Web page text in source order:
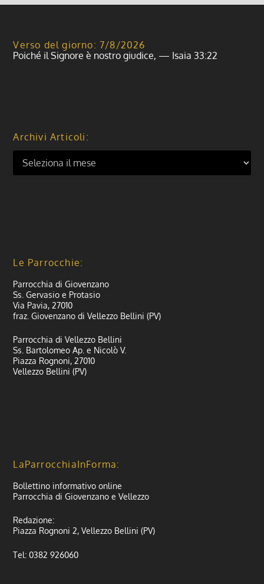
Verso del giorno: 7/8/2026
Poiché il Signore è nostro giudice, — Isaia 33:22
Archivi Articoli:
Le Parrocchie:
Parrocchia di Giovenzano
Ss. Gervasio e Protasio
Via Pavia, 27010
fraz. Giovenzano di Vellezzo Bellini (PV)
Parrocchia di Vellezzo Bellini
Ss. Bartolomeo Ap. e Nicolò V.
Piazza Rognoni, 27010
Vellezzo Bellini (PV)
LaParrocchiaInForma:
Bollettino informativo online
Parrocchia di Giovenzano e Vellezzo
Redazione:
Piazza Rognoni 2, Vellezzo Bellini (PV)
Tel: 0382 926060